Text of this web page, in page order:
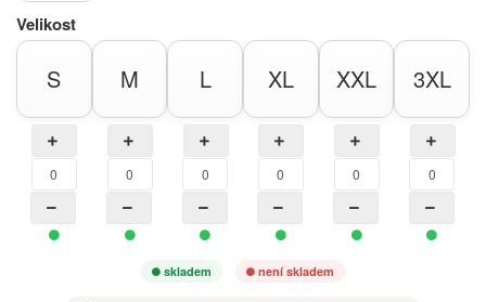
Velikost
S M L XL XXL 3XL
skladem není skladem